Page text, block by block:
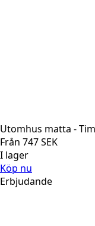
Utomhus matta -
Från 747SEK
I lager
Köp nu
Erbjudande